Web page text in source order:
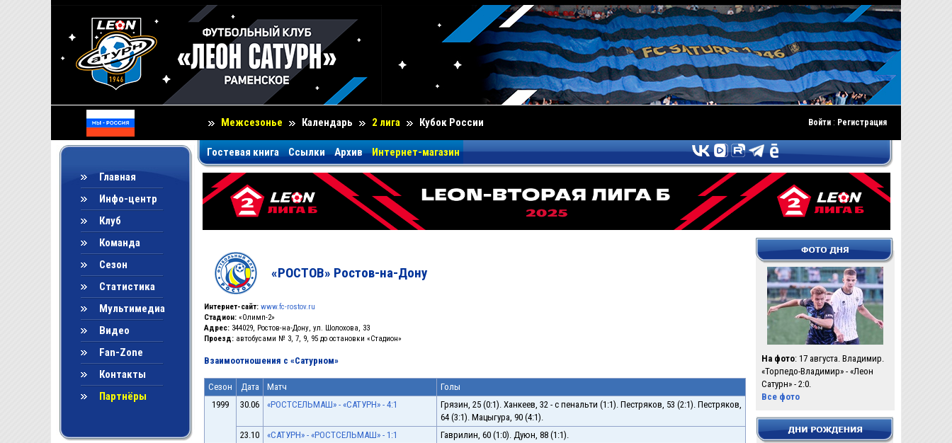
Межсезонье Календарь 2 лига Кубок России Войти : Регистрация
Главная
Инфо-центр
Клуб
Команда
Сезон
Статистика
Мультимедиа
Видео
Fan-Zone
Контакты
Партнёры
Гостевая книга Ссылки Архив Интернет-магазин
«РОСТОВ» Ростов-на-Дону
Интернет-сайт: www.fc-rostov.ru
Стадион: «Олимп-2»
Адрес: 344029, Ростов-на-Дону, ул. Шолохова, 33
Проезд: автобусами № 3, 7, 9, 95 до остановки «Стадион»
Взаимоотношения с «Сатурном»
Сезон Дата Матч
Голы
1999
30.06 «РОСТСЕЛЬМАШ» - «САТУРН» - 4:1
Грязин, 25 (0:1). Ханкеев, 32 - с пенальти (1:1). Пестряков, 53 (2:1). Пестряков,
64 (3:1). Мацыгура, 90 (4:1).
23.10
«САТУРН» - «РОСТСЕЛЬМАШ» - 1:1
Гаврилин, 60 (1:0). Дуюн, 88 (1:1).
На фото: 17 августа. Владимир.
«Торпедо-Владимир» - «Леон
Сатурн» - 2:0.
Все фото